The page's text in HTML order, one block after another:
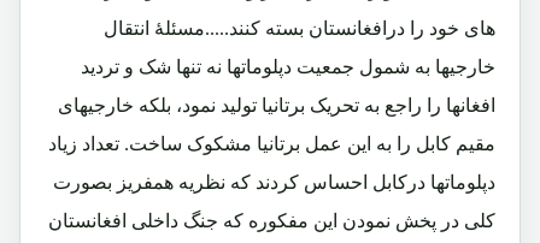
های خود را درافغانستان بسته کنند.....مسئلۀ انتقال
خارجیها به شمول جمعیت دپلوماتها نه تنها شک و تردید
افغانها را راجع به تحریک برتانیا تولید نمود، بلکه خارجیهای
مقیم کابل را به این عمل برتانیا مشکوک ساخت. تعداد زیاد
دپلوماتها درکابل احساس کردند که نظریه همفریز بصورت
کلی در پخش نمودن این مفکوره که جنگ داخلی افغانستان